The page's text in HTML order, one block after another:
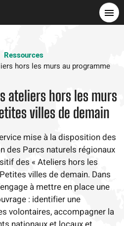
Ressources
hors les murs au programme
ateliers hors les murs
villes de demain
mise à la disposition des
des Parcs naturels régionaux
des « Ateliers hors les
villes de demain. Dans
à mettre en place une
: identifier une
volontaires, accompagner la